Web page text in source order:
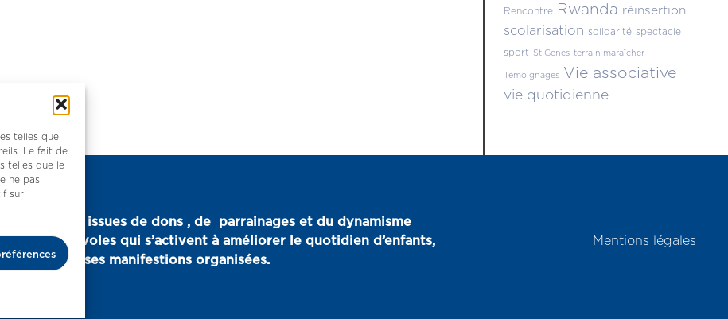
telles que
Le fait de
telles que le
ne pas
sur
Rencontre Rwanda réinsertion
scolarisation solidarité spectacle
sport St Genes terrain maraîcher
Témoignages Vie associative
vie quotidienne
sont issues de dons , de parrainages et du dynamisme
bénévoles qui s’activent à améliorer le quotidien d’enfants,
des diverses manifestions organisées.
Mentions légales